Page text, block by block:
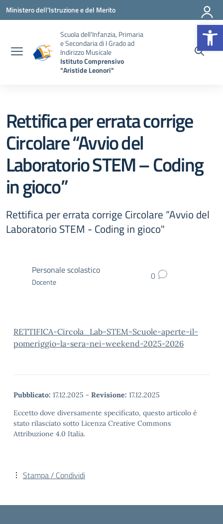
Vai ai contenuti
Vai al menu di navigazione
Vai al footer
Ministero dell'Istruzione e del Merito
Scuola dell'Infanzia, Primaria
e Secondaria di I Grado ad
Indirizzo Musicale
Istituto Comprensivo
"Aristide Leonori"
Rettifica per errata corrige
Circolare “Avvio del
Laboratorio STEM – Coding
in gioco”
Rettifica per errata corrige Circolare “Avvio del
Laboratorio STEM - Coding in gioco"
Personale scolastico
Docente 0
RETTIFICA-Circola_Lab-STEM-Scuole-aperte-il-
pomeriggio-la-sera-nei-weekend-2025-2026
Pubblicato: 17.12.2025 - Revisione: 17.12.2025
Eccetto dove diversamente specificato, questo articolo è
stato rilasciato sotto Licenza Creative Commons
Attribuzione 4.0 Italia.
Stampa / Condividi